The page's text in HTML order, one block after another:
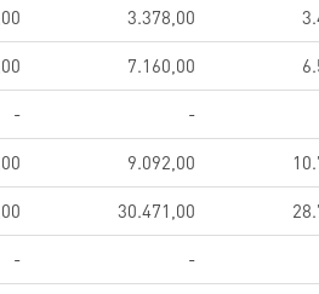
3.378,00
7.160,00
- -
9.092,00
30.471,00
- -